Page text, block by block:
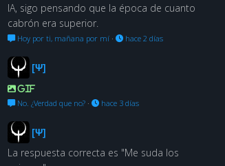
IA, sigo pensando que la época de cuanto
cabrón era superior.
Hoy por ti, mañana por mí · hace 2 días
[Ψ]
GIF
No. ¿Verdad que no? · hace 3 días
[Ψ]
La respuesta correcta es "Me suda los